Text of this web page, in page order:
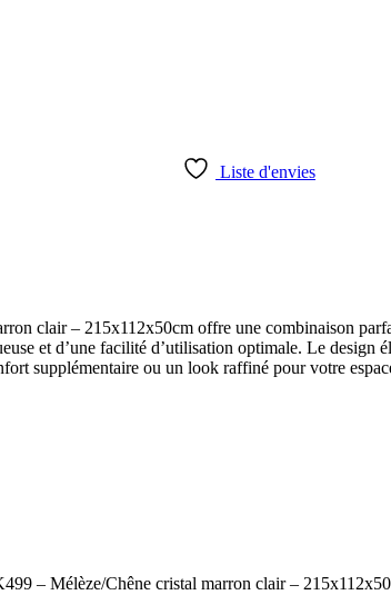
Liste d'envies
clair – 215x112x50cm offre une combinaison
et d’une facilité d’utilisation optimale. Le design
supplémentaire ou un look raffiné pour votre
– Mélèze/Chêne cristal marron clair –